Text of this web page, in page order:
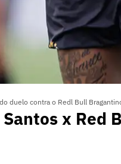
duelo contra o Redl Bull
x Red